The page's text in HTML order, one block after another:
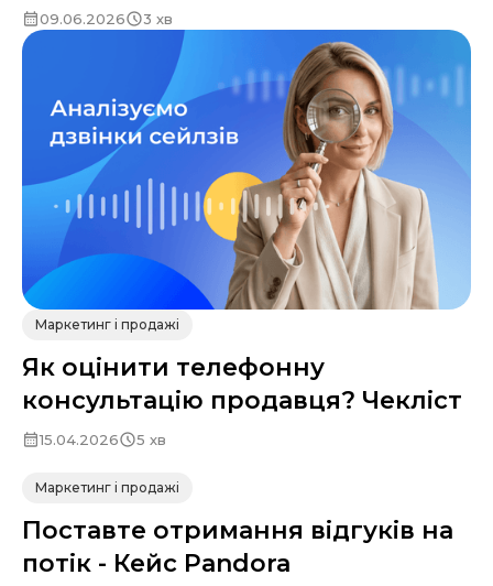
09.06.2026 3 хв
Маркетинг і продажі
Як оцінити телефонну
консультацію продавця? Чекліст
15.04.2026 5 хв
Маркетинг і продажі
Поставте отримання відгуків на
потік - Кейс Pandora